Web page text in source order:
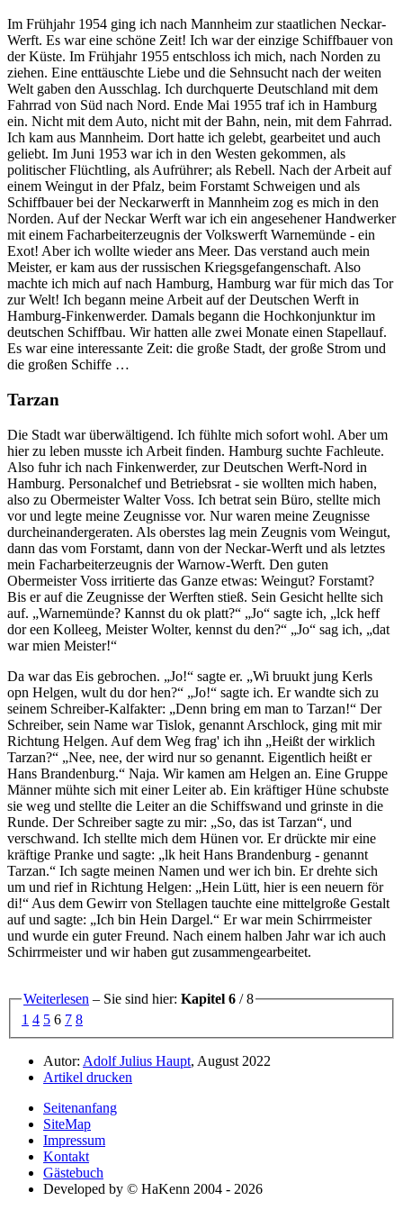
Im Frühjahr 1954 ging ich nach Mannheim zur staatlichen Neckar-
Werft. Es war eine schöne Zeit! Ich war der einzige Schiffbauer von
der Küste. Im Frühjahr 1955 entschloss ich mich, nach Norden zu
ziehen. Eine enttäuschte Liebe und die Sehnsucht nach der weiten
Welt gaben den Ausschlag. Ich durchquerte Deutschland mit dem
Fahrrad von Süd nach Nord. Ende Mai 1955 traf ich in Hamburg
ein. Nicht mit dem Auto, nicht mit der Bahn, nein, mit dem Fahrrad.
Ich kam aus Mannheim. Dort hatte ich gelebt, gearbeitet und auch
geliebt. Im Juni 1953 war ich in den Westen gekommen, als
politischer Flüchtling, als Aufrührer; als Rebell. Nach der Arbeit auf
einem Weingut in der Pfalz, beim Forstamt Schweigen und als
Schiffbauer bei der Neckarwerft in Mannheim zog es mich in den
Norden. Auf der Neckar Werft war ich ein angesehener Handwerker
mit einem Facharbeiterzeugnis der Volkswerft Warnemünde - ein
Exot! Aber ich wollte wieder ans Meer. Das verstand auch mein
Meister, er kam aus der russischen Kriegsgefangenschaft. Also
machte ich mich auf nach Hamburg, Hamburg war für mich das Tor
zur Welt! Ich begann meine Arbeit auf der Deutschen Werft in
Hamburg-Finkenwerder. Damals begann die Hochkonjunktur im
deutschen Schiffbau. Wir hatten alle zwei Monate einen Stapellauf.
Es war eine interessante Zeit: die große Stadt, der große Strom und
die großen Schiffe …
Tarzan
Die Stadt war überwältigend. Ich fühlte mich sofort wohl. Aber um
hier zu leben musste ich Arbeit finden. Hamburg suchte Fachleute.
Also fuhr ich nach Finkenwerder, zur Deutschen Werft-Nord in
Hamburg. Personalchef und Betriebsrat - sie wollten mich haben,
also zu Obermeister Walter Voss. Ich betrat sein Büro, stellte mich
vor und legte meine Zeugnisse vor. Nur waren meine Zeugnisse
durcheinandergeraten. Als oberstes lag mein Zeugnis vom Weingut,
dann das vom Forstamt, dann von der Neckar-Werft und als letztes
mein Facharbeiterzeugnis der Warnow-Werft. Den guten
Obermeister Voss irritierte das Ganze etwas: Weingut? Forstamt?
Bis er auf die Zeugnisse der Werften stieß. Sein Gesicht hellte sich
auf.
Warnemünde? Kannst du ok platt? Jo sagte ich,
lck heff
dor een Kolleeg, Meister Wolter, kennst du den?
Jo sag ich,
dat
war mien Meister!
Da war das Eis gebrochen.
Jo! sagte er.
Wi bruukt jung Kerls
opn Helgen, wult du dor hen?
Jo!
sagte ich. Er wandte sich zu
seinem Schreiber-Kalfakter:
Denn bring em man to Tarzan!
Der
Schreiber, sein Name war Tislok, genannt Arschlock, ging mit mir
Richtung Helgen. Auf dem Weg frag' ich ihn
Heißt der wirklich
Tarzan?
Nee, nee, der wird nur so genannt. Eigentlich heißt er
Hans Brandenburg.
Naja. Wir kamen am Helgen an. Eine Gruppe
Männer mühte sich mit einer Leiter ab. Ein kräftiger Hüne schubste
sie weg und stellte die Leiter an die Schiffswand und grinste in die
Runde. Der Schreiber sagte zu mir:
So, das ist Tarzan , und
verschwand. Ich stellte mich dem Hünen vor. Er drückte mir eine
kräftige Pranke und sagte:
lk heit Hans Brandenburg - genannt
Tarzan.
Ich sagte meinen Namen und wer ich bin. Er drehte sich
um und rief in Richtung Helgen:
Hein Lütt, hier is een neuern för
di!
Aus dem Gewirr von Stellagen tauchte eine mittelgroße Gestalt
auf und sagte:
Ich bin Hein Dargel.
Er war mein Schirrmeister
und wurde ein guter Freund. Nach einem halben Jahr war ich auch
Schirrmeister und wir haben gut zusammengearbeitet.
Weiterlesen – Sie sind hier: Kapitel 6 / 8
1 4 5 6 7 8
Autor: Adolf Julius Haupt, August 2022
Artikel drucken
Seitenanfang
SiteMap
Impressum
Kontakt
Gästebuch
Developed by © HaKenn 2004 - 2026